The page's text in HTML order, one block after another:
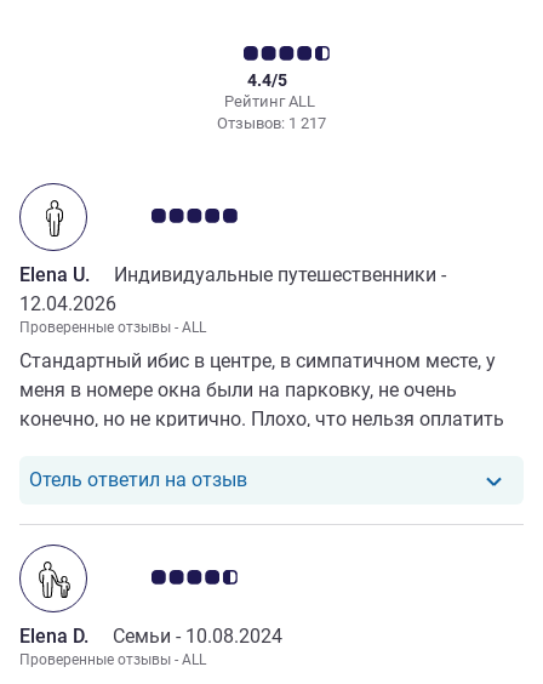
Рейтинг ALL
4.4/5
Отзывов: 1 217
Примечание: отзывы клиентов 5.0/5
Elena U.
Индивидуальные путешественники -
12.04.2026
Проверенные отзывы - ALL
Стандартный ибис в центре, в симпатичном месте, у
меня в номере окна были на парковку, не очень
конечно, но не критично. Плохо, что нельзя оплатить
сработает или ее нет. В целом все понравилось
Отель ответил на отзывОтель ответил на отзыв от
Примечание: отзывы клиентов 4.5/5
Elena D. Семьи - 10.08.2024
Проверенные отзывы - ALL